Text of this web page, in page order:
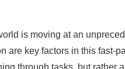
is moving at an
are key factors in this
through tasks, but